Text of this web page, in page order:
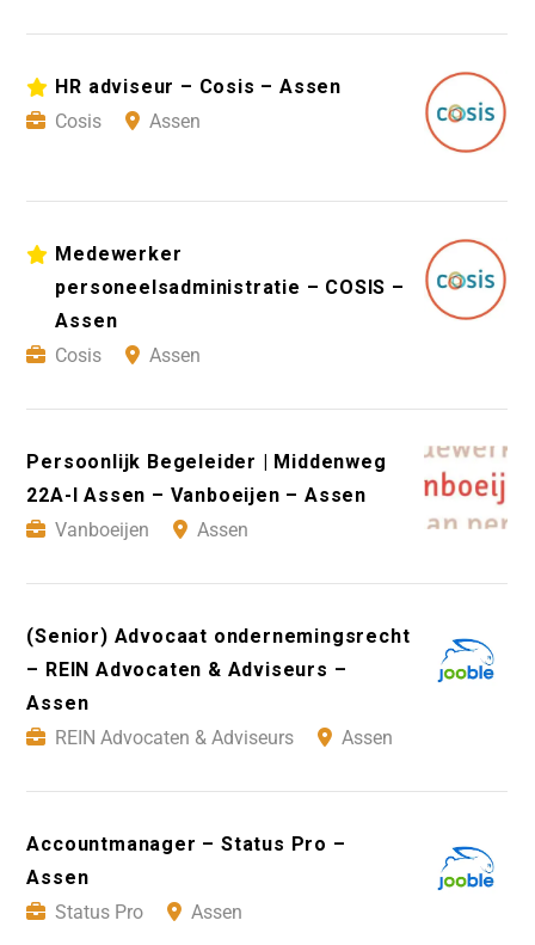
HR adviseur – Cosis – Assen
Cosis
Assen
Medewerker
personeelsadministratie – COSIS –
Assen
Cosis
Assen
Persoonlijk Begeleider | Middenweg
22A-I Assen – Vanboeijen – Assen
Vanboeijen
Assen
(Senior) Advocaat ondernemingsrecht
– REIN Advocaten & Adviseurs –
Assen
REIN Advocaten & Adviseurs
Assen
Accountmanager – Status Pro –
Assen
Status Pro
Assen